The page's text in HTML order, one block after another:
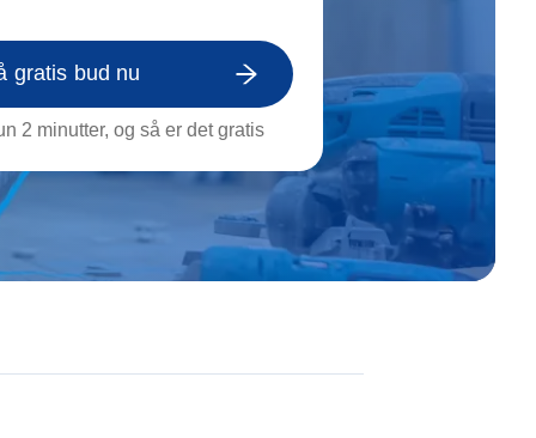
gratis bud nu
2 minutter, og så er det gratis